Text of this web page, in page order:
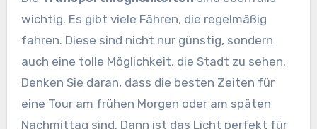
wichtig. Es gibt viele Fähren, die regelmäßig
fahren. Diese sind nicht nur günstig, sondern
auch eine tolle Möglichkeit, die Stadt zu sehen.
Denken Sie daran, dass die besten Zeiten für
eine Tour am frühen Morgen oder am späten
Nachmittag sind. Dann ist das Licht perfekt für